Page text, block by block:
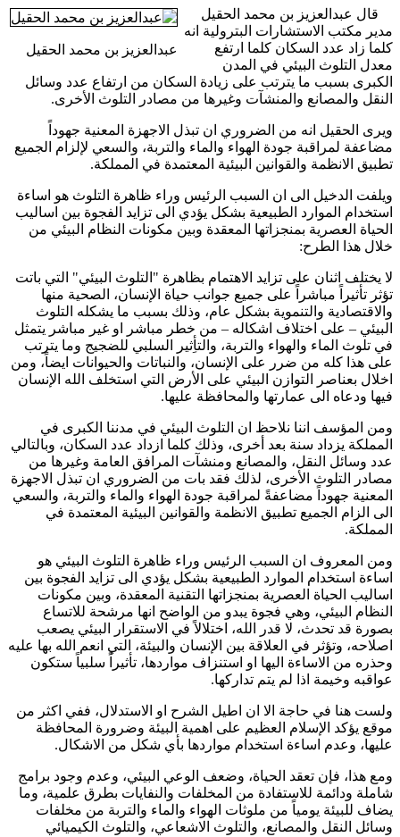
عبدالعزيز بن محمد الحقيل
قال عبدالعزيز بن محمد الحقيل
مدير مكتب الاستشارات البترولية انه
كلما زاد عدد السكان كلما ارتفع
معدل التلوث البيئي في المدن
الكبرى بسبب ما يترتب على زيادة السكان من ارتفاع عدد وسائل
النقل والمصانع والمنشآت وغيرها من مصادر التلوث الأخرى.
ويرى الحقيل انه من الضروري ان تبذل الاجهزة المعنية جهوداً
مضاعفة لمراقبة جودة الهواء والماء والتربة، والسعي لإلزام الجميع
تطبيق الانظمة والقوانين البيئية المعتمدة في المملكة.
ويلفت الدخيل الى ان السبب الرئيس وراء ظاهرة التلوث هو اساءة
استخدام الموارد الطبيعية بشكل يؤدي الى تزايد الفجوة بين اساليب
الحياة العصرية بمنجزاتها المعقدة وبين مكونات النظام البيئي من
خلال هذا الطرح:
لا يختلف اثنان على تزايد الاهتمام بظاهرة "التلوث البيئي" التي باتت
تؤثر تأثيراً مباشراً على جميع جوانب حياة الإنسان، الصحية منها
والاقتصادية والتنموية بشكل عام، وذلك بسبب ما يشكله التلوث
البيئي – على اختلاف اشكاله – من خطر مباشر او غير مباشر يتمثل
في تلوث الماء والهواء والتربة، والتأِثير السلبي للضجيج وما يترتب
على هذا كله من ضرر على الإنسان، والنباتات والحيوانات ايضاً، ومن
اخلال بعناصر التوازن البيئي على الأرض التي استخلف الله الإنسان
فيها ودعاه الى عمارتها والمحافظة عليها.
ومن المؤسف اننا نلاحظ ان التلوث البيئي في مدننا الكبرى في
المملكة يزداد سنة بعد أخرى، وذلك كلما ازداد عدد السكان، وبالتالي
عدد وسائل النقل، والمصانع ومنشآت المرافق العامة وغيرها من
مصادر التلوث الأخرى، لذلك فقد بات من الضروري ان تبذل الاجهزة
المعنية جهوداً مضاعفةً لمراقبة جودة الهواء والماء والتربة، والسعي
الى الزام الجميع تطبيق الانظمة والقوانين البيئية المعتمدة في
المملكة.
ومن المعروف ان السبب الرئيس وراء ظاهرة التلوث البيئي هو
اساءة استخدام الموارد الطبيعية بشكل يؤدي الى تزايد الفجوة بين
اساليب الحياة العصرية بمنجزاتها التقنية المعقدة، وبين مكونات
النظام البيئي، وهي فجوة يبدو من الواضح انها مرشحة للاتساع
بصورة قد تحدث، لا قدر الله، اختلالاً في الاستقرار البيئي يصعب
اصلاحه، وتؤثر في العلاقة بين الإنسان والبيئة، التي انعم الله بها عليه
وحذره من الاساءة اليها او استنزاف مواردها، تأثيراً سلبياً ستكون
عواقبه وخيمة اذا لم يتم تداركها.
ولست هنا في حاجة الا ان اطيل الشرح او الاستدلال، ففي اكثر من
موقع يؤكد الإسلام العظيم على اهمية البيئة وضرورة المحافظة
عليها، وعدم اساءة استخدام مواردها بأي شكل من الاشكال.
ومع هذا، فإن تعقد الحياة، وضعف الوعي البيئي، وعدم وجود برامج
شاملة ودائمة للاستفادة من المخلفات والنفايات بطرق علمية، وما
يضاف للبيئة يومياً من ملوثات الهواء والماء والتربة من مخلفات
وسائل النقل والمصانع، والتلوث الاشعاعي، والتلوث الكيميائي